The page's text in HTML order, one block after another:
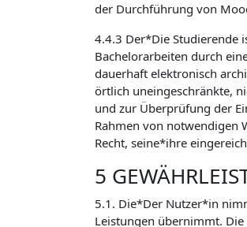
der Durchführung von
4.4.3 Der*Die Studierende
Bachelorarbeiten durch
dauerhaft elektronisch
örtlich uneingeschränkte,
und zur Überprüfung der
Rahmen von notwendigen
Recht, seine*ihre
5
5.1. Die*Der Nutzer*in
Leistungen übernimmt.